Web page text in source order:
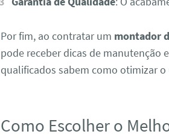
Por fim, ao contratar um montador
pode receber dicas de manutenção
qualificados sabem como otimizar
Como Escolher o